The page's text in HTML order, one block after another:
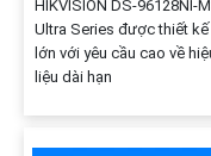
HIKVISION DS-96128NI-
Ultra Series được thiết
lớn với yêu cầu cao về
liệu dài hạn